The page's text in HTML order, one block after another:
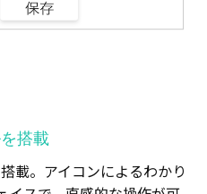
搭載
載。アイコンによるわかり